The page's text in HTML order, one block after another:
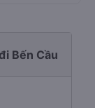
Bến Cầu